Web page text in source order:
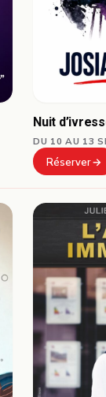
Nuit
DU 10 AU 13
Réserver